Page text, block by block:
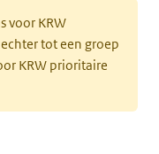
voor KRW
tot een groep
KRW prioritaire